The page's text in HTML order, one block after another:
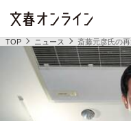
TOP ニュース 斎藤元彦氏の